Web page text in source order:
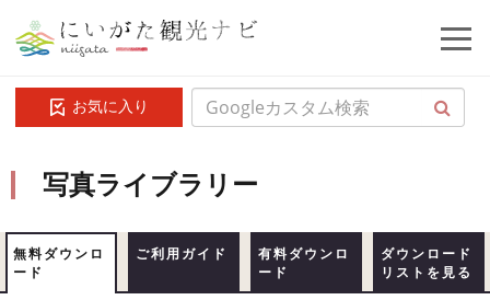
お気に入り
写真ライブラリー
無料ダウンロ
ード
ご利用ガイド
有料ダウンロ
ード
ダウンロード
リストを見る